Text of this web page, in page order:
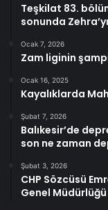
Teşkilat 83.
sonunda
Ocak 7, 2026
Zam liginin
Ocak 16, 2025
Kayalıklarda
Şubat 7, 2026
Balıkesir’de
son ne zaman
Şubat 3, 2026
CHP Sözcüsü
Genel